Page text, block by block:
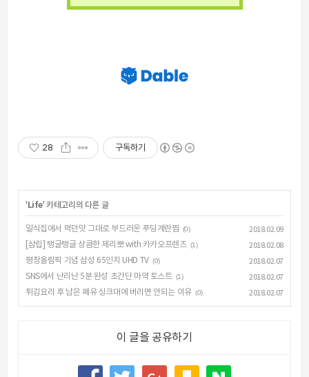
28 구독하기
'Life' 카테고리의 다른 글
일식집에서 먹던맛 그대로 부드러운 푸딩계란찜 (0)
2018.02.09
[삼립] 탱글탱글 상큼한 제리뽀 with 카카오프렌즈 (1)
2018.02.08
평창올림픽 기념 삼성 65인치 UHD TV (0)
2018.02.07
SNS에서 난리난 5분 완성 초간단 마약 토스트 (1)
2018.02.07
튀김요리 후 남은 폐유 싱크대에 버리면 안되는 이유 (0) 2018.02.07
이 글을 공유하기